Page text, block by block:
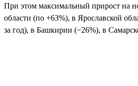
При этом максимальный прирост на
области (по +63%), в Ярославской
за год), в Башкирии (−26%), в